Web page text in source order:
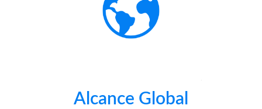
Alcance Global